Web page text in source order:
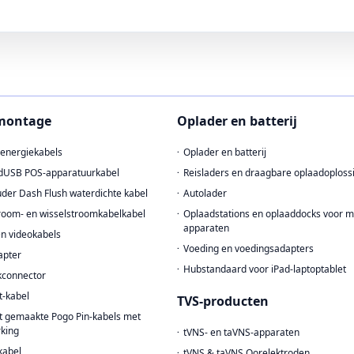
POS-apparatuurkabel
Dash Flush waterdichte kabel
en wisselstroomkabelkabel
videokabels
kabel
gemaakte Pogo Pin-kabels met
Oplader en batterij
Oplader en batterij
Reisladers en draagbare
Autolader
Oplaadstations en oplaaddocks voor
apparaten
Voeding en voedingsadapters
Hubstandaard voor iPad-laptoptablet
TVS-producten
tVNS- en taVNS-apparaten